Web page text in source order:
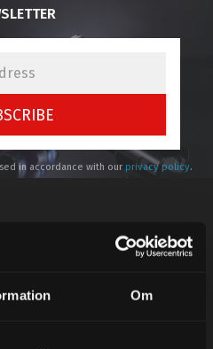
Om
in accordance with our privacy policy.